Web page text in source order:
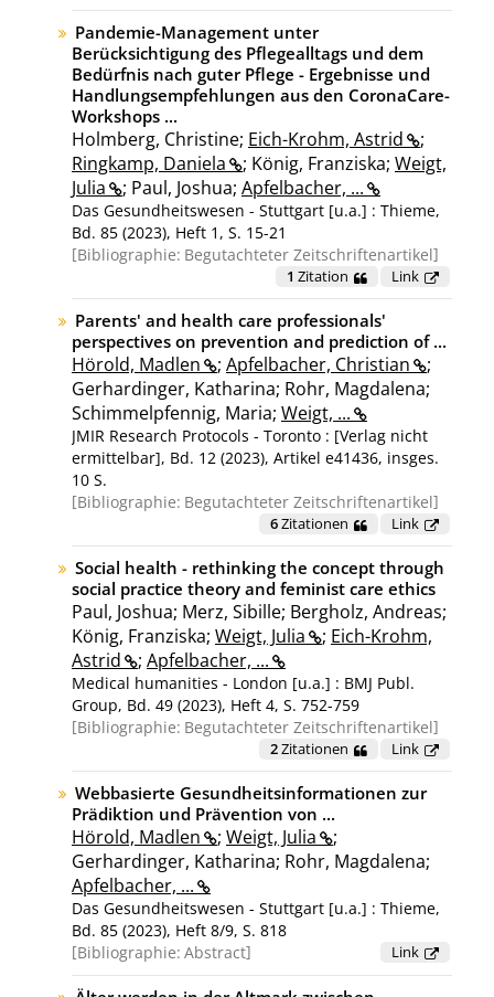
Pandemie-Management unter
Berücksichtigung des Pflegealltags und dem
Bedürfnis nach guter Pflege - Ergebnisse und
Handlungsempfehlungen aus den CoronaCare-
Workshops ...
Holmberg, Christine; Eich-Krohm, Astrid
;
Ringkamp, Daniela
; König, Franziska; Weigt,
Julia
; Paul, Joshua; Apfelbacher, ...
Das Gesundheitswesen - Stuttgart [u.a.] : Thieme,
Bd. 85 (2023), Heft 1, S. 15-21
Bibliographie: Begutachteter Zeitschriftenartikel
Link
1 Zitation
Parents' and health care professionals'
perspectives on prevention and prediction of ...
Hörold, Madlen ; Apfelbacher, Christian
;
Gerhardinger, Katharina; Rohr, Magdalena;
Schimmelpfennig, Maria; Weigt, ...
JMIR Research Protocols - Toronto : [Verlag nicht
ermittelbar], Bd. 12 (2023), Artikel e41436, insges.
10 S.
Bibliographie: Begutachteter Zeitschriftenartikel
Link
6Zitationen
Social health - rethinking the concept through
social practice theory and feminist care ethics
Paul, Joshua; Merz, Sibille; Bergholz, Andreas;
König, Franziska; Weigt, Julia ; Eich-Krohm,
Astrid
; Apfelbacher, ...
Medical humanities - London [u.a.] : BMJ Publ.
Group, Bd. 49 (2023), Heft 4, S. 752-759
Bibliographie: Begutachteter Zeitschriftenartikel
Link
2Zitationen
Webbasierte Gesundheitsinformationen zur
Prädiktion und Prävention von ...
Hörold, Madlen ; Weigt, Julia
;
Gerhardinger, Katharina; Rohr, Magdalena;
Apfelbacher, ...
Das Gesundheitswesen - Stuttgart [u.a.] : Thieme,
Bd. 85 (2023), Heft 8/9, S. 818
Bibliographie: Abstract Link